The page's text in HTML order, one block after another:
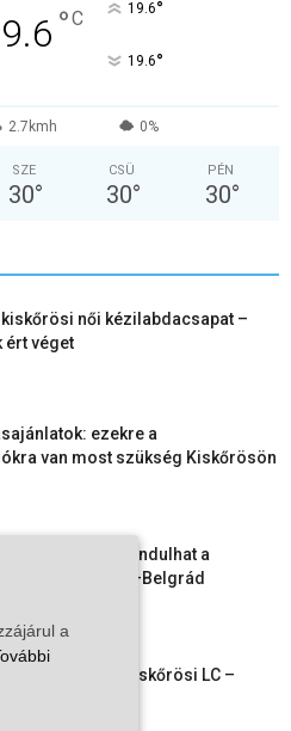
°C 19.6°
19.6°
2.7kmh 0%
SZE
30°
CSÜ
30°
PÉN
30°
női kézilabdacsapat –
ért véget
ezekre a
van most szükség Kiskőrösön
már ősszel újraindulhat a
a Budapest–Belgrád
felkészülést a Kiskőrösi LC –
a